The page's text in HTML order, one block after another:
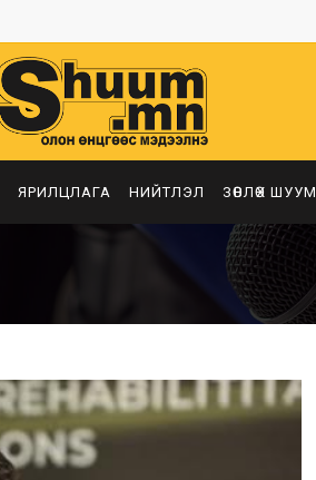
ЯРИЛЦЛАГА НИЙТЛЭЛ ЗӨВЛӨХ ШУУМ